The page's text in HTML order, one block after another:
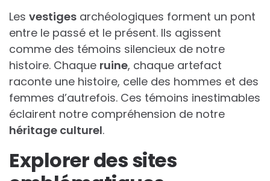
Les vestiges archéologiques forment un pont
entre le passé et le présent. Ils agissent
comme des témoins silencieux de notre
histoire. Chaque ruine, chaque artefact
raconte une histoire, celle des hommes et des
femmes d’autrefois. Ces témoins inestimables
éclairent notre compréhension de notre
héritage culturel.
Explorer des sites